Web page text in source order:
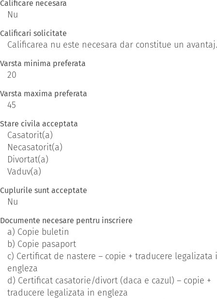
Calificare necesara
Nu
Calificari solicitate
Calificarea nu este necesara dar constitue un avantaj.
Varsta minima preferata
20
Varsta maxima preferata
45
Stare civila acceptata
Casatorit(a)
Necasatorit(a)
Divortat(a)
Vaduv(a)
Cuplurile sunt acceptate
Nu
Documente necesare pentru inscriere
a) Copie buletin
b) Copie pasaport
c) Certificat de nastere – copie + traducere legalizata
engleza
d) Certificat casatorie/divort (daca e cazul) – copie +
traducere legalizata in engleza